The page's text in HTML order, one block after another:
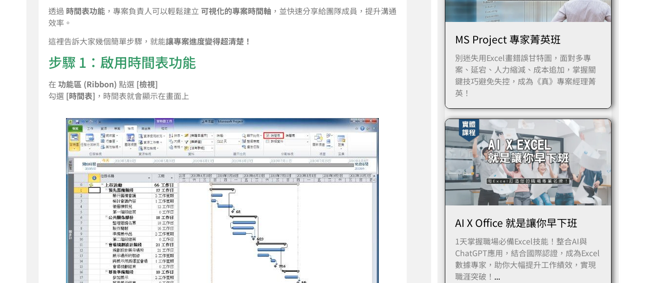
透過 時間表功能，專案負責人可以輕鬆建立 可視化的專案時間軸 ，並快速分享給團隊成員，提升溝通
效率。
這裡告訴大家幾個簡單步驟，就能讓專案進度變得超清楚！
步驟 1：啟用時間表功能
在 功能區 (Ribbon) 點選 [檢視]
勾選 [時間表] ，時間表就會顯示在畫面上
MS Project 專家菁英班
別迷失用Excel畫錯誤甘特圖，面對多專
案、延宕、人力縮減、成本追加，掌握關
鍵技巧避免失控，成為《真》專案經理菁
英！
AI X Office 就是讓你早下班
1天掌握職場必備Excel技能！整合AI與
ChatGPT應用，結合國際認證，成為Excel
數據專家，助你大幅提升工作績效，實現
職涯突破！ ...